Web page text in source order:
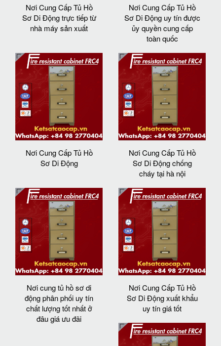
Nơi Cung Cấp Tủ Hồ
Sơ Di Động trực tiếp từ
nhà máy sản xuất
Nơi Cung Cấp Tủ Hồ
Sơ Di Động uy tín được
ủy quyền cung cấp
toàn quốc
Nơi Cung Cấp Tủ Hồ
Sơ Di Động
Nơi Cung Cấp Tủ Hồ
Sơ Di Động chống
cháy tại hà nội
Nơi cung tủ hồ sơ di
động phân phối uy tín
chất lượng tốt nhất ở
đâu giá ưu đãi
Nơi Cung Cấp Tủ Hồ
Sơ Di Động xuất khẩu
uy tín giá tốt